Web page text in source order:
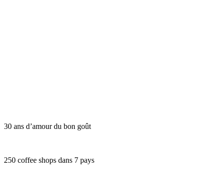
30 ans d’amour du bon goût
250 coffee shops dans 7 pays